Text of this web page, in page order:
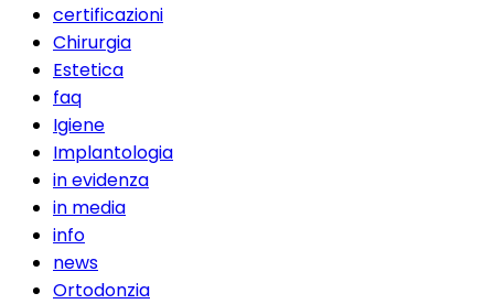
certificazioni
Chirurgia
Estetica
faq
Igiene
Implantologia
in evidenza
in media
info
news
Ortodonzia